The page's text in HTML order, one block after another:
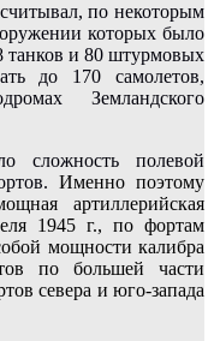
по некоторым
которых было
танков и 80 штурмовых
до 170 самолетов,
Земландского
сложность полевой
Именно поэтому
артиллерийская
1945 г., по фортам
мощности калибра
по большей части
севера и юго-запада